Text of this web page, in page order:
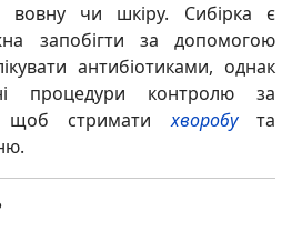
вовну чи шкіру. Сибірка є
запобігти за допомогою
антибіотиками, однак
процедури контролю за
щоб стриматихворобута